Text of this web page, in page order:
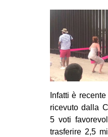
Infatti è
ricevuto dalla
5 voti
trasferire 2,5